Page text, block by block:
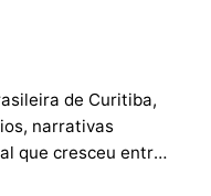
de Curitiba,
narrativas
que cresceu entre